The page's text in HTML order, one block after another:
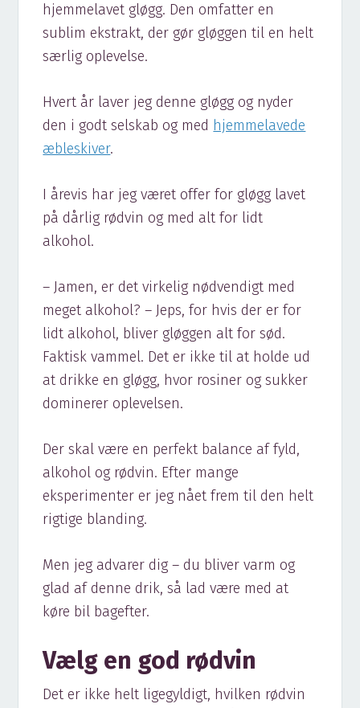
hjemmelavet gløgg. Den omfatter en
sublim ekstrakt, der gør gløggen til en helt
særlig oplevelse.
Hvert år laver jeg denne gløgg og nyder
den i godt selskab og med hjemmelavede
æbleskiver.
I årevis har jeg været offer for gløgg lavet
på dårlig rødvin og med alt for lidt
alkohol.
– Jamen, er det virkelig nødvendigt med
meget alkohol? – Jeps, for hvis der er for
lidt alkohol, bliver gløggen alt for sød.
Faktisk vammel. Det er ikke til at holde ud
at drikke en gløgg, hvor rosiner og sukker
dominerer oplevelsen.
Der skal være en perfekt balance af fyld,
alkohol og rødvin. Efter mange
eksperimenter er jeg nået frem til den helt
rigtige blanding.
Men jeg advarer dig – du bliver varm og
glad af denne drik, så lad være med at
køre bil bagefter.
Vælg en god rødvin
Det er ikke helt ligegyldigt, hvilken rødvin